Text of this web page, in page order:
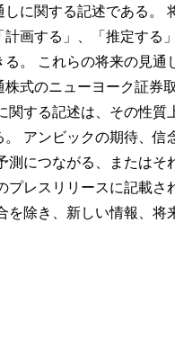
関する記述である。
画する」、「推定する
。 これらの将来の見
式のニューヨーク証
する記述は、その性
アンビックの期待、
につながる、または
レスリリースに記載
除き、新しい情報、